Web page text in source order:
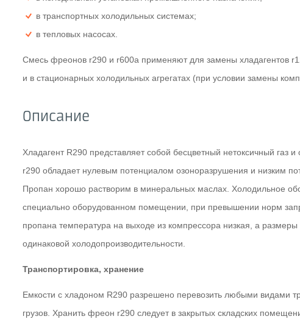
в транспортных холодильных системах;
в тепловых насосах.
Смесь фреонов r290 и r600a применяют для замены хладагентов
и в стационарных холодильных агрегатах (при условии замены
Описание
Хладагент R290 представляет собой бесцветный нетоксичный газ
r290 обладает нулевым потенциалом озоноразрушения и низким
Пропан хорошо растворим в минеральных маслах. Холодильное
специально оборудованном помещении, при превышении норм
пропана температура на выходе из компрессора низкая, а
одинаковой холодопроизводительности.
Транспортировка, хранение
Емкости с хладоном R290 разрешено перевозить любыми видами
грузов. Хранить фреон r290 следует в закрытых складских